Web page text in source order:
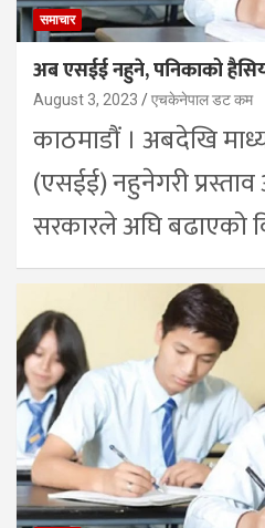
समाचार
अब एसईई नहुने, पनिकाको
August 3, 2023 एचकेनेपाल डट कम
काठमाडौं । अबदेखि
(एसईई) नहुनेगरी
सरकारले अघि बढाएको